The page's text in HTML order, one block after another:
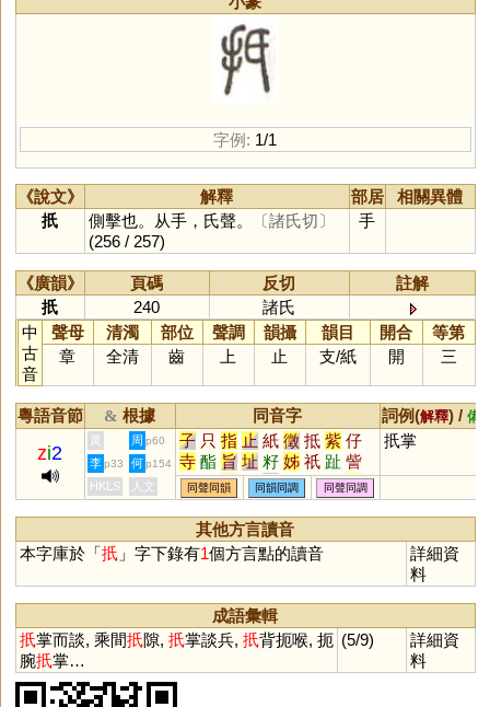
字例: 1/1
《說文》 解釋 部居
相關異體
扺
側擊也。从手，氏聲。
〔諸氏切〕
(256 / 257)
手
《廣韻》 頁碼 反切
註解
扺
240
諸氏
中
古
音
聲母 清濁 部位 聲調 韻攝 韻目 開合
等第
章
全清 齒 上 止 支/紙 開 三
粵語音節 & 根據 同音字 詞例(解釋) / 備
zi2
黃 周 p60 子 只 指 止 紙 徵 抵 紫 仔
寺 酯 旨 址 籽 姊 祇 趾 訾
軹 梓 祗 咫 祉 芷 滓 砥 秭
沚 耔 茞 茈 坁 黹 秖 厎 芓
泲 呰 恉 胏 疻 笫 訿 畤 阯
坻 鮨 栺 汦 淽 吇 杍 矷 藢
釨 枳 衹
扺掌
李 p33 何 p154
HKLS 人文 同聲同韻 同韻同調 同聲同調
其他方言讀音
本字庫於「扺」字下錄有1個方言點的讀音
詳細資
料
成語彙輯
扺掌而談, 乘間扺隙, 扺掌談兵, 扺背扼喉, 扼
腕扺掌…
(5/9)
詳細資
料